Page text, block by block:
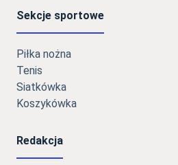
Sekcje sportowe
Piłka nożna
Tenis
Siatkówka
Koszykówka
Redakcja